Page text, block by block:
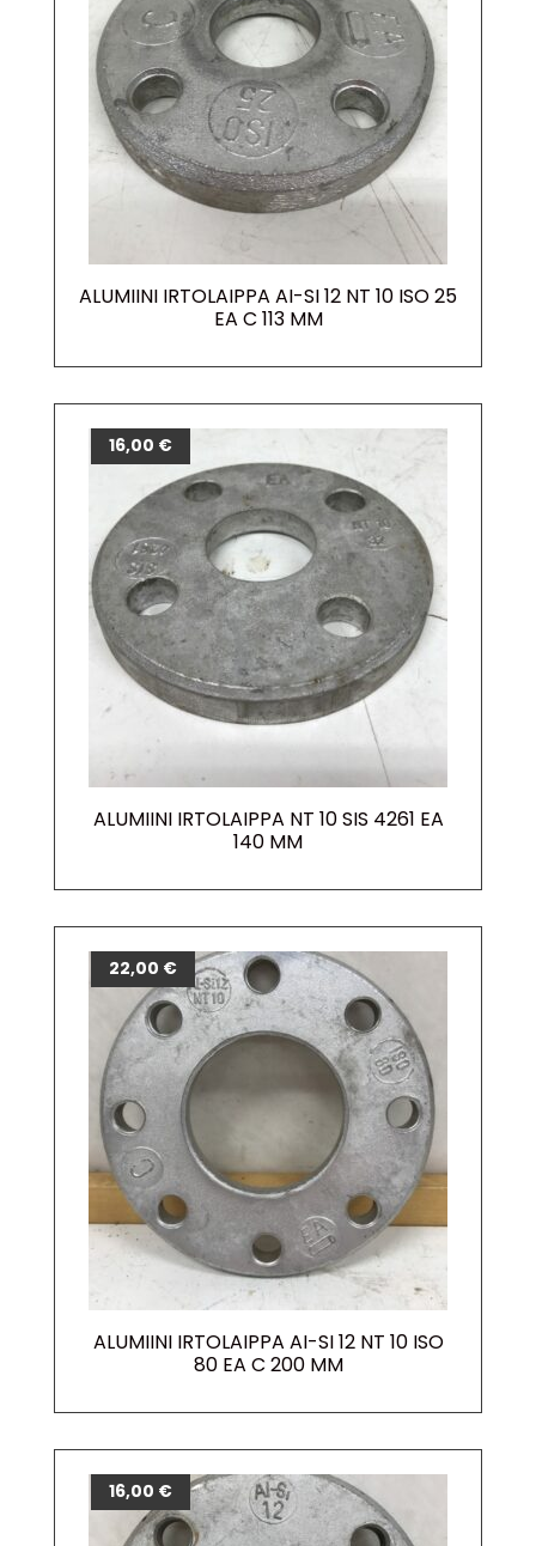
ALUMIINI IRTOLAIPPA AI-SI 12 NT 10 ISO 25
EA C 113 MM
ALUMIINI IRTOLAIPPA NT 10 SIS 4261 EA
140 MM
16,00 €
ALUMIINI IRTOLAIPPA AI-SI 12 NT 10 ISO
80 EA C 200 MM
22,00 €
16,00 €